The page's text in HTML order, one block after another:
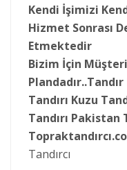
Kendi İşimizi
Hizmet Sonrası
Etmektedir
Bizim İçin
Tandırı Kuzu
Tandırı Pakistan
Tandırcı